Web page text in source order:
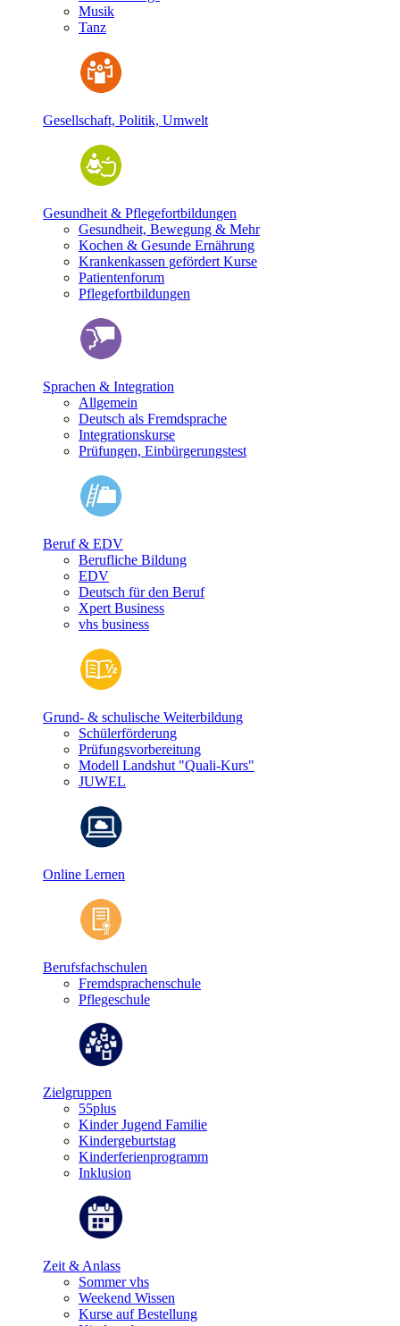
Musik
Tanz
Gesellschaft, Politik, Umwelt
Gesundheit & Pflegefortbildungen
Gesundheit, Bewegung & Mehr
Kochen & Gesunde Ernährung
Krankenkassen gefördert Kurse
Patientenforum
Pflegefortbildungen
Sprachen & Integration
Allgemein
Deutsch als Fremdsprache
Integrationskurse
Prüfungen, Einbürgerungstest
Beruf & EDV
Berufliche Bildung
EDV
Deutsch für den Beruf
Xpert Business
vhs business
Grund- & schulische Weiterbildung
Schülerförderung
Prüfungsvorbereitung
Modell Landshut "Quali-Kurs"
JUWEL
Online Lernen
Berufsfachschulen
Fremdsprachenschule
Pflegeschule
Zielgruppen
55plus
Kinder Jugend Familie
Kindergeburtstag
Kinderferienprogramm
Inklusion
Zeit & Anlass
Sommer vhs
Weekend Wissen
Kurse auf Bestellung